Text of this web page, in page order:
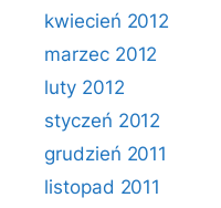
kwiecień 2012
marzec 2012
luty 2012
styczeń 2012
grudzień 2011
listopad 2011